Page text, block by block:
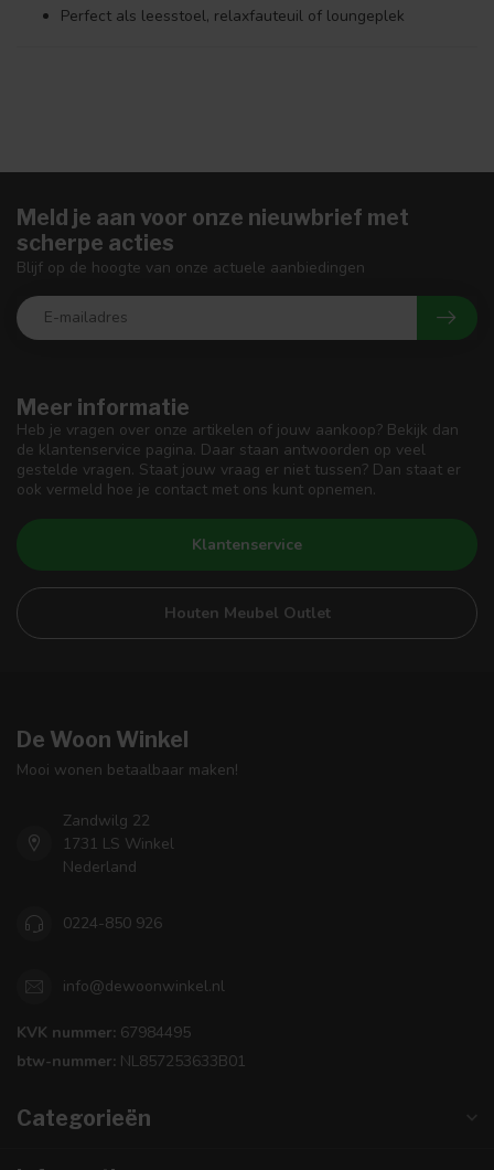
Perfect als leesstoel, relaxfauteuil of loungeplek
Meer informatie
Heb je vragen over onze artikelen of jouw aankoop? Bekijk dan
de klantenservice pagina. Daar staan antwoorden op veel
gestelde vragen. Staat jouw vraag er niet tussen? Dan staat er
ook vermeld hoe je contact met ons kunt opnemen.
Klantenservice
Houten Meubel Outlet
Meld je aan voor onze nieuwbrief met
scherpe acties
Blijf op de hoogte van onze actuele aanbiedingen
De Woon Winkel
Mooi wonen betaalbaar maken!
Zandwilg 22
1731 LS Winkel
Nederland
0224-850 926
info@dewoonwinkel.nl
KVK nummer: 67984495
btw-nummer: NL857253633B01
Categorieën